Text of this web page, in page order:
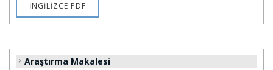
İNGİLİZCE PDF
Araştırma Makalesi